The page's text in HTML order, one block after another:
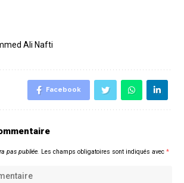
Ali Nafti
Facebook
pas publiée. Les champs obligatoires sont indiqués avec *